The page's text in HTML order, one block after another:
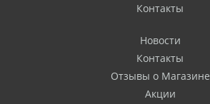
Контакты
Новости
Контакты
Отзывы о Магазине
Акции